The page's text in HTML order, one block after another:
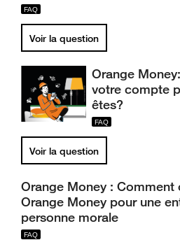
Voir la question
Orange
votre compte
êtes?
Voir la question
Orange Money : Comment
Orange Money pour une
personne morale